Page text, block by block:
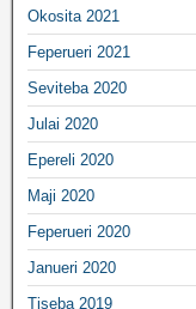
Okosita 2021
Feperueri 2021
Seviteba 2020
Julai 2020
Epereli 2020
Maji 2020
Feperueri 2020
Janueri 2020
Tiseba 2019